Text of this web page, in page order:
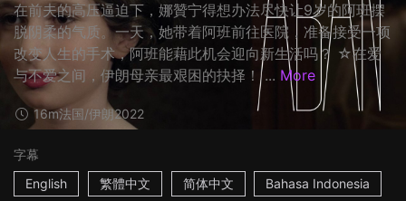
在前夫的高压逼迫下，娜贊宁得想办法尽快让9岁的阿班摆
脱阴柔的气质。一天，她带着阿班前往医院，准备接受一项
改变人生的手术，阿班能藉此机会迎向新生活吗？ ☆在爱
与不爱之间，伊朗母亲最艰困的抉择！ ... More
16m法国/伊朗2022
字幕
English
繁體中文 简体中文 Bahasa Indonesia